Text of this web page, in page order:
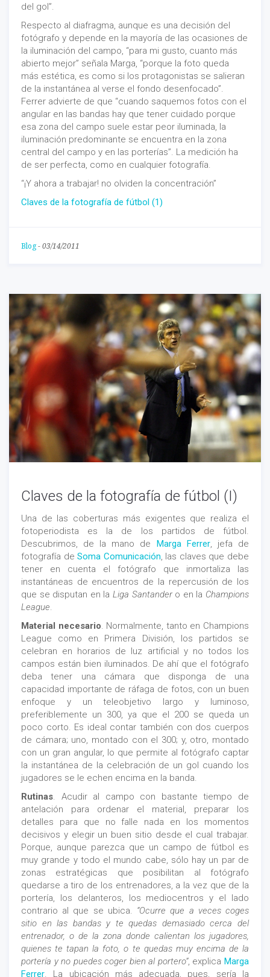
del gol”.
Respecto al diafragma, aunque es una decisión del
fotógrafo y depende en la mayoría de las ocasiones de
la iluminación del campo, “para mi gusto, cuanto más
abierto mejor” señala Marga, “porque la foto queda
más estética, es como si los protagonistas se salieran
de la instantánea al verse el fondo desenfocado”.
Ferrer advierte de que “cuando saquemos fotos con el
angular en las bandas hay que tener cuidado porque
esa zona del campo suele estar peor iluminada, la
iluminación predominante se encuentra en la zona
central del campo y en las porterías”. La medición ha
de ser perfecta, como en cualquier fotografía.
“¡Y ahora a trabajar! no olviden la concentración”
Claves de la fotografía de fútbol (1)
Blog- 03/14/2011
Claves de la fotografía de fútbol (I)
Una de las coberturas más exigentes que realiza el
fotoperiodista es la de los partidos de fútbol.
Descubrimos, de la mano de Marga Ferrer, jefa de
fotografía de Soma Comunicación, las claves que debe
tener en cuenta el fotógrafo que inmortaliza las
instantáneas de encuentros de la repercusión de los
que se disputan en la Liga Santandero en la Champions
League.
Material necesario. Normalmente, tanto en Champions
League como en Primera División, los partidos se
celebran en horarios de luz artificial y no todos los
campos están bien iluminados. De ahí que el fotógrafo
deba tener una cámara que disponga de una
capacidad importante de ráfaga de fotos, con un buen
enfoque y un teleobjetivo largo y luminoso,
preferiblemente un 300, ya que el 200 se queda un
poco corto. Es ideal contar también con dos cuerpos
de cámara; uno, montado con el 300; y, otro, montado
con un gran angular, lo que permite al fotógrafo captar
la instantánea de la celebración de un gol cuando los
jugadores se le echen encima en la banda.
Rutinas. Acudir al campo con bastante tiempo de
antelación para ordenar el material, preparar los
detalles para que no falle nada en los momentos
decisivos y elegir un buen sitio desde el cual trabajar.
Porque, aunque parezca que un campo de fútbol es
muy grande y todo el mundo cabe, sólo hay un par de
zonas estratégicas que posibilitan al fotógrafo
quedarse a tiro de los entrenadores, a la vez que de la
portería, los delanteros, los mediocentros y el lado
contrario al que se ubica. “Ocurre que a veces coges
sitio en las bandas y te quedas demasiado cerca del
entrenador, o de la zona donde calientan los jugadores,
quienes te tapan la foto, o te quedas muy encima de la
portería y no puedes coger bien al portero”, explica Marga
Ferrer. La ubicación más adecuada, pues, sería la